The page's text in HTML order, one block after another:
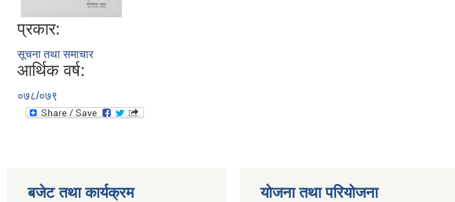
प्रकार:
सूचना तथा समाचार
आर्थिक वर्ष:
०७८/०७९
बजेट तथा कार्यक्रम योजना तथा परियोजना